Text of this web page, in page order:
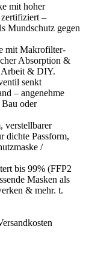
mit hoher
–
Mundschutz gegen
mit Makrofilter-
Absorption &
Arbeit & DIY.
senkt
– angenehme
oder
verstellbarer
dichte Passform,
/
bis 99% (FFP2
Masken als
& mehr. t.